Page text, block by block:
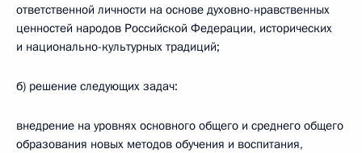
ответственной личности на основе духовно-нравственных
ценностей народов Российской Федерации, исторических
и национально-культурных традиций;
б) решение следующих задач:
внедрение на уровнях основного общего и среднего общего
образования новых методов обучения и воспитания,